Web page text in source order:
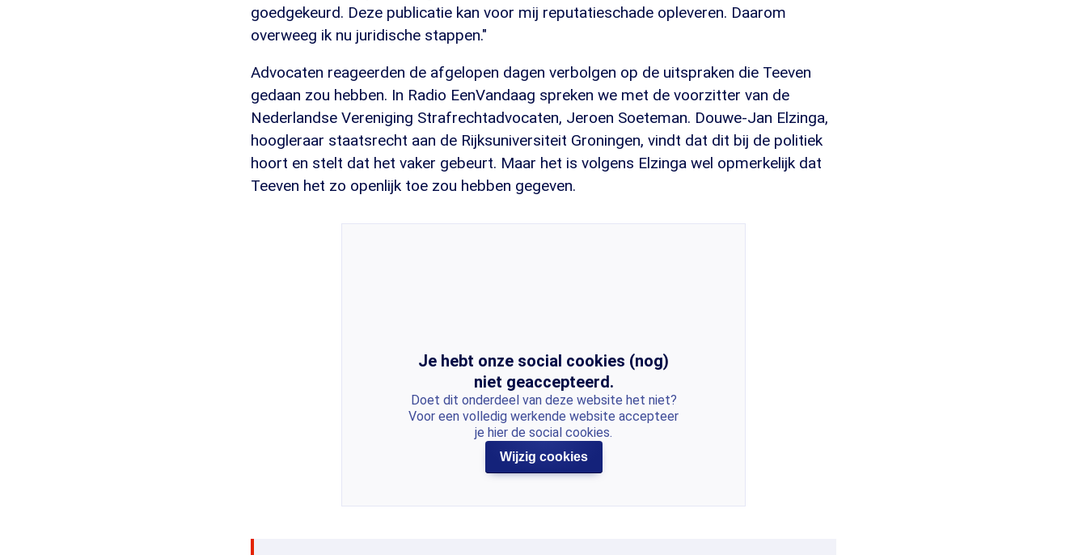
goedgekeurd. Deze publicatie kan voor mij reputatieschade opleveren. Daarom
overweeg ik nu juridische stappen."
Advocaten reageerden de afgelopen dagen verbolgen op de uitspraken die Teeven
gedaan zou hebben. In Radio EenVandaag spreken we met de voorzitter van de
Nederlandse Vereniging Strafrechtadvocaten, Jeroen Soeteman. Douwe-Jan Elzinga,
hoogleraar staatsrecht aan de Rijksuniversiteit Groningen, vindt dat dit bij de politiek
hoort en stelt dat het vaker gebeurt. Maar het is volgens Elzinga wel opmerkelijk dat
Teeven het zo openlijk toe zou hebben gegeven.
Je hebt onze social cookies (nog)
niet geaccepteerd.
Doet dit onderdeel van deze website het niet?
Voor een volledig werkende website accepteer
je hier de social cookies.
Wijzig cookies